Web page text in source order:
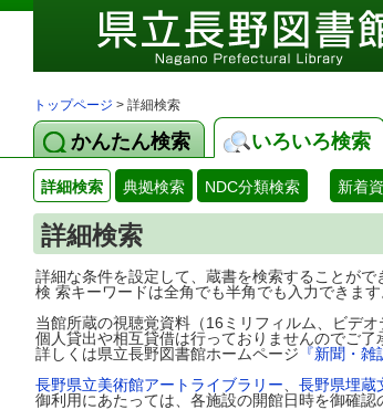
トップページ > 詳細検索
かんたん検索 いろいろ検索
詳細検索 典拠検索 NDC分類検索 新着
詳細検索
詳細な条件を設定して、蔵書を検索することがで
検 索キーワードは全角でも半角でも入力できます
当館所蔵の視聴覚資料（16ミリフィルム、ビデ
個人貸出や相互貸借は行っておりませんのでご了
詳しくは県立長野図書館ホームページ 『新聞・
長野県立美術館アートライブラリー
長野県埋蔵
御利用にあたっては、各施設の開館日時を御確認